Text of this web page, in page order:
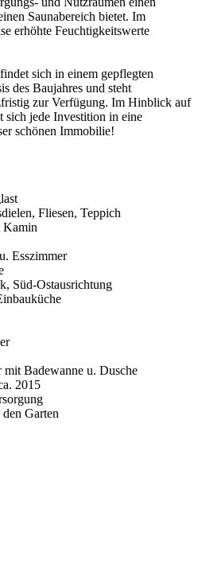
Saunabereich bietet. Im
erhöhte Feuchtigkeitswerte
sich in einem gepflegten
des Baujahres und steht
zur Verfügung. Im Hinblick auf
sich jede Investition in eine
schönen Immobilie!
Fliesen, Teppich
Kamin
Esszimmer
Süd-Ostausrichtung
mit Badewanne u. Dusche
2015
Garten